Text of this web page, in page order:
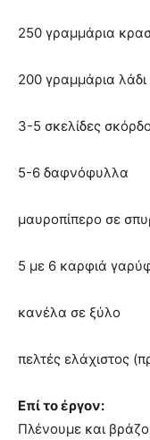
250 γραμμάρια
200 γραμμάρια λάδι
3-5 σκελίδες σκόρδο
5-6 δαφνόφυλλα
μαυροπίπερο σε
5 με 6 καρφιά
κανέλα σε ξύλο
πελτές ελάχιστος
Επί το έργον:
Πλένουμε και